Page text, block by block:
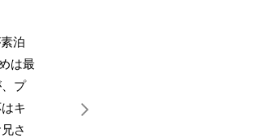
泊
は最
プ
キ
さ